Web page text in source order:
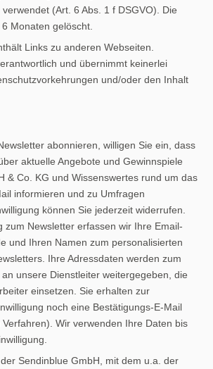
(Art. 6 Abs. 1 f DSGVO). Die
Monaten gelöscht.
Links zu anderen Webseiten.
und übernimmt keinerlei
und/oder den Inhalt
abonnieren, willigen Sie ein, dass
aktuelle Angebote und Gewinnspiele
& Co. KG und Wissenswertes rund um das
informieren und zu Umfragen
können Sie jederzeit widerrufen.
zum Newsletter erfassen wir Ihre Email-
und Ihren Namen zum personalisierten
Ihre Adressdaten werden zum
unsere Dienstleiter weitergegeben, die
einsetzen. Sie erhalten zur
noch eine Bestätigungs-E-Mail
Wir verwenden Ihre Daten bis
Sendinblue GmbH, mit dem u.a. der